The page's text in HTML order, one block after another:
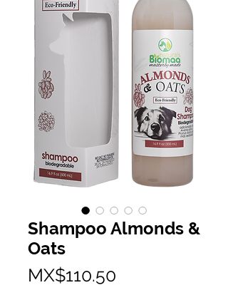
Shampoo Almonds &
Oats
MX$110.50